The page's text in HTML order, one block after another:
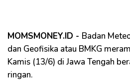
MOMSMONEY.ID - Badan
dan Geofisika atau BMKG
Kamis (13/6) di Jawa Tengah
ringan.